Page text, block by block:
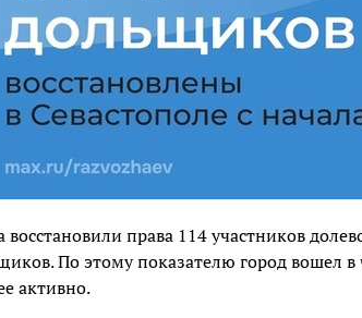
восстановили права 114 участников
По этому показателю город вошел
активно.